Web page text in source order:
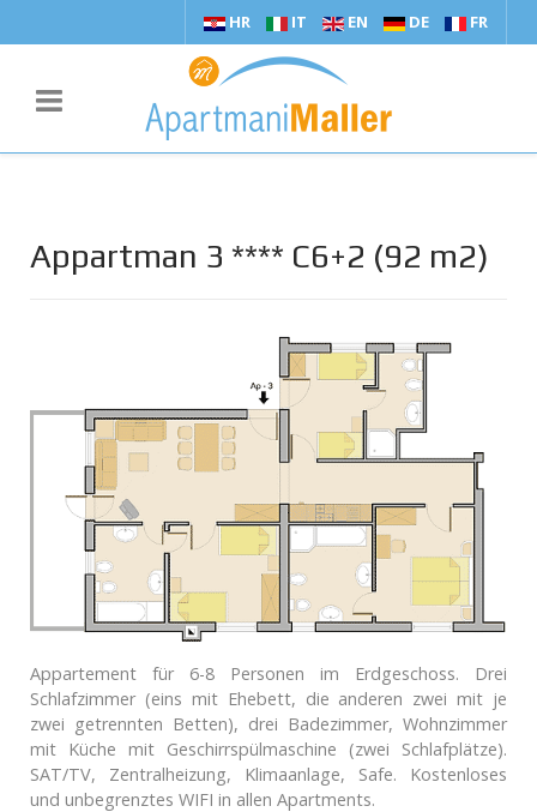
HR IT EN DE FR
Appartman 3 **** C6+2 (92 m2)
Appartement für 6-8 Personen im Erdgeschoss. Drei
Schlafzimmer (eins mit Ehebett, die anderen zwei mit je
zwei getrennten Betten), drei Badezimmer, Wohnzimmer
mit Küche mit Geschirrspülmaschine (zwei Schlafplätze).
SAT/TV, Zentralheizung, Klimaanlage, Safe. Kostenloses
und unbegrenztes WIFI in allen Apartments.